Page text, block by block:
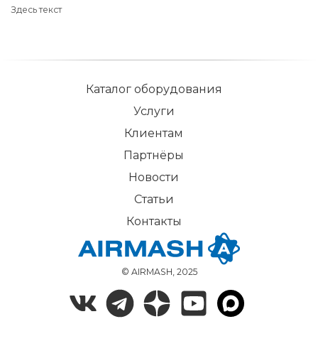
Здесь текст
© AIRMASH, 2025
Каталог оборудования
Услуги
Клиентам
Партнёры
Новости
Статьи
Контакты